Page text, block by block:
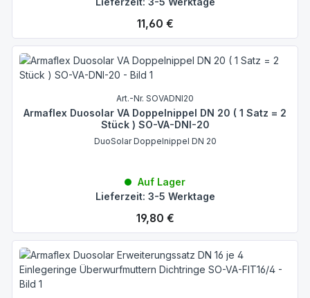
Regulärer Preis:
11,60 €
Art.-Nr. SOVADNI20
Armaflex Duosolar VA Doppelnippel DN 20 ( 1 Satz = 2
Stück ) SO-VA-DNI-20
DuoSolar Doppelnippel DN 20
Auf Lager
Lieferzeit: 3-5 Werktage
Regulärer Preis:
19,80 €